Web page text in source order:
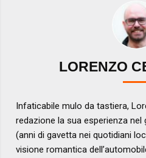
LORENZO
Infaticabile mulo da tastiera,
redazione la sua esperienza nel
(anni di gavetta nei quotidiani
visione romantica